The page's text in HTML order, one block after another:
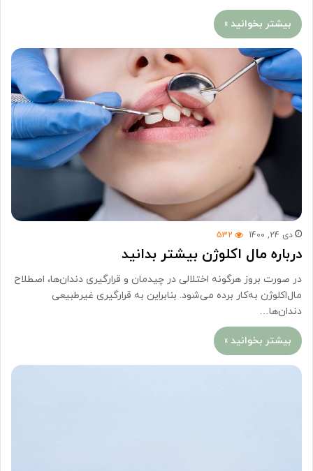
بیشتر بخوانید »
دی 24, 1400 532
درباره مال اکلوژن بیشتر بدانید
در صورت بروز هرگونه اختلالی در چیدمان و قرار‌گیری دندان‌ها، اصطلاح
مال‌اکلوژن به‌کار برده می‌شود. بنابراین به قرار‌گیری غیر‌طبیعی
دندان‌ها…
بیشتر بخوانید »